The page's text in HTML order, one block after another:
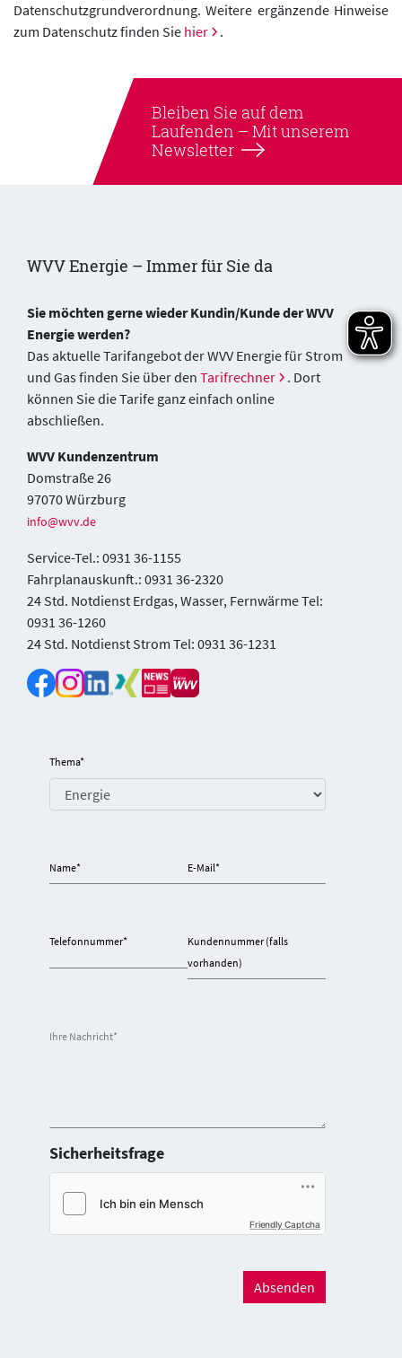
Datenschutzgrundverordnung. Weitere ergänzende Hinweise
zum Datenschutz finden Sie hier .
Bleiben Sie auf dem
Laufenden – Mit unserem
Newsletter
WVV Energie – Immer für Sie da
Sie möchten gerne wieder Kundin/Kunde der WVV
Energie werden?
Das aktuelle Tarifangebot der WVV Energie für Strom
und Gas finden Sie über den Tarifrechner
. Dort
können Sie die Tarife ganz einfach online
abschließen.
WVV Kundenzentrum
Domstraße 26
97070 Würzburg
info@wvv.de
Service-Tel.: 0931 36-1155
Fahrplanauskunft.: 0931 36-2320
24 Std. Notdienst Erdgas, Wasser, Fernwärme Tel:
0931 36-1260
24 Std. Notdienst Strom Tel: 0931 36-1231
Thema*
Name* E-Mail*
Telefonnummer*
Kundennummer (falls
vorhanden)
Ihre Nachricht*
Friendly Captcha
Sicherheitsfrage
Absenden